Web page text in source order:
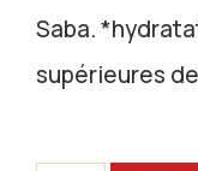
Saba.
supérieures